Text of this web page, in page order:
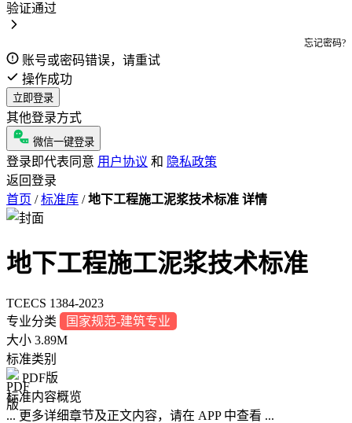
验证通过
忘记密码?
账号或密码错误，请重试
操作成功
立即登录
其他登录方式
微信一键登录
登录即代表同意 用户协议 和 隐私政策
返回登录
首页 / 标准库 / 地下工程施工泥浆技术标准 详情
地下工程施工泥浆技术标准
TCECS 1384-2023
专业分类
国家规范-建筑专业
大小 3.89M
标准类别
PDF版
标准内容概览
... 更多详细章节及正文内容，请在 APP 中查看 ...